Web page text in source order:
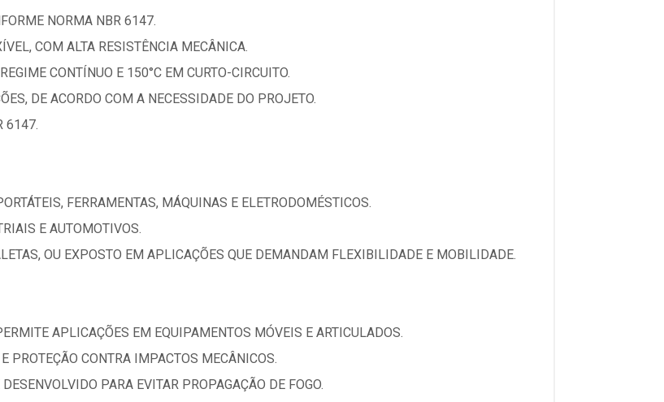
NORMA NBR 6147.
COM ALTA RESISTÊNCIA MECÂNICA.
CONTÍNUO E 150°C EM CURTO-CIRCUITO.
DE ACORDO COM A NECESSIDADE DO PROJETO.
6147.
FERRAMENTAS, MÁQUINAS E ELETRODOMÉSTICOS.
E AUTOMOTIVOS.
OU EXPOSTO EM APLICAÇÕES QUE DEMANDAM FLEXIBILIDADE E MOBILIDADE.
APLICAÇÕES EM EQUIPAMENTOS MÓVEIS E ARTICULADOS.
PROTEÇÃO CONTRA IMPACTOS MECÂNICOS.
PARA EVITAR PROPAGAÇÃO DE FOGO.